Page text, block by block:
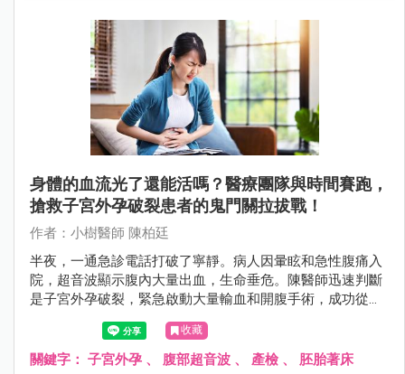
身體的血流光了還能活嗎？醫療團隊與時間賽跑，
搶救子宮外孕破裂患者的鬼門關拉拔戰！
作者：小樹醫師 陳柏廷
半夜，一通急診電話打破了寧靜。病人因暈眩和急性腹痛入
院，超音波顯示腹內大量出血，生命垂危。陳醫師迅速判斷
是子宮外孕破裂，緊急啟動大量輸血和開腹手術，成功從鬼
門關拉回病人。這是一場醫療團隊與時間賽跑的驚險救援故
收藏
關鍵字： 子宮外孕 、 腹部超音波 、 產檢 、 胚胎著床